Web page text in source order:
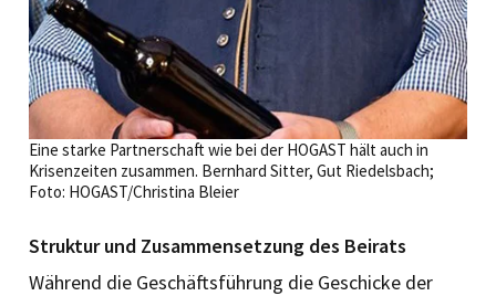
Eine starke Partnerschaft wie bei der HOGAST hält auch in
Krisenzeiten zusammen. Bernhard Sitter, Gut Riedelsbach;
Foto: HOGAST/Christina Bleier
Struktur und Zusammensetzung des Beirats
Während die Geschäftsführung die Geschicke der